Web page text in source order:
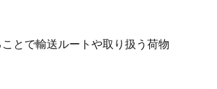
とで輸送ルートや取り扱う荷物